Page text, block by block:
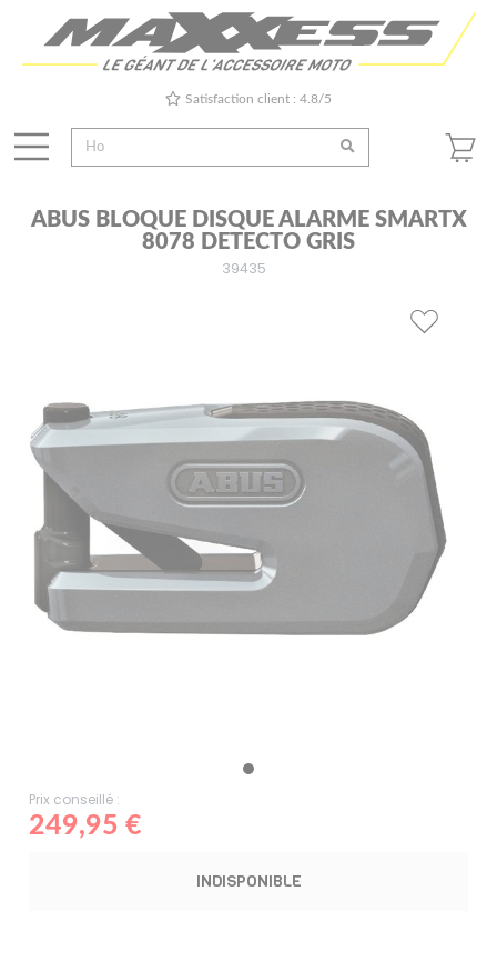
Satisfaction client : 4.8/5
ABUS BLOQUE DISQUE ALARME SMARTX
8078 DETECTO GRIS
39435
Prix conseillé :
249,95 €
INDISPONIBLE